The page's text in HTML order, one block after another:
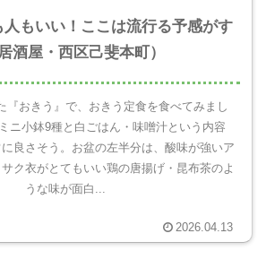
もいい！ここは流行る予感がす
酒屋・西区己斐本町）
『おきう』で、おきう定食を食べてみまし
ニ小鉢9種と白ごはん・味噌汁という内容
良さそう。お盆の左半分は、酸味が強いア
ク衣がとてもいい鶏の唐揚げ・昆布茶のよ
うな味が面白...
2026.04.13